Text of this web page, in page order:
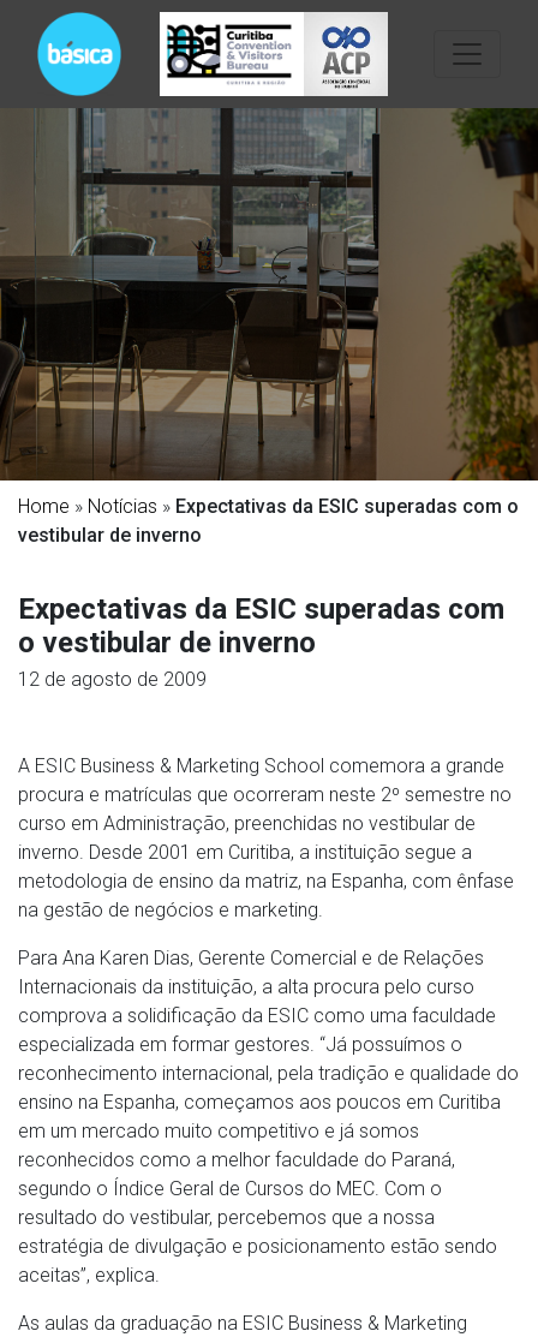
Home » Notícias » Expectativas da ESIC superadas com o
vestibular de inverno
Expectativas da ESIC superadas com
o vestibular de inverno
12 de agosto de 2009
A ESIC Business & Marketing School comemora a grande
procura e matrículas que ocorreram neste 2º semestre no
curso em Administração, preenchidas no vestibular de
inverno. Desde 2001 em Curitiba, a instituição segue a
metodologia de ensino da matriz, na Espanha, com ênfase
na gestão de negócios e marketing.
Para Ana Karen Dias, Gerente Comercial e de Relações
Internacionais da instituição, a alta procura pelo curso
comprova a solidificação da ESIC como uma faculdade
especializada em formar gestores. “Já possuímos o
reconhecimento internacional, pela tradição e qualidade do
ensino na Espanha, começamos aos poucos em Curitiba
em um mercado muito competitivo e já somos
reconhecidos como a melhor faculdade do Paraná,
segundo o Índice Geral de Cursos do MEC. Com o
resultado do vestibular, percebemos que a nossa
estratégia de divulgação e posicionamento estão sendo
aceitas”, explica.
As aulas da graduação na ESIC Business & Marketing